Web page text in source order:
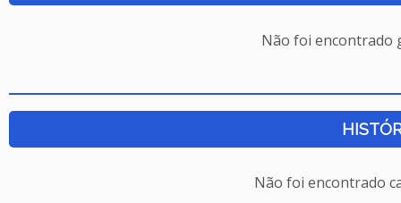
Não foi encontrado
Não foi encontrado